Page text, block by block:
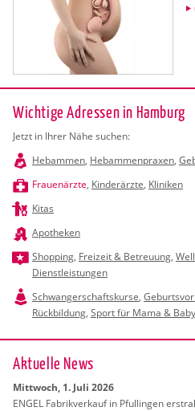
Wichtige Adressen in Hamburg
Jetzt in Ihrer Nähe suchen:
Hebammen, Hebammenpraxen,
Frauenärzte, Kinderärzte, Kliniken
Kitas
Apotheken
Shopping, Freizeit & Betreuung,
Dienstleistungen
Schwangerschaftskurse,
Rückbildung, Sport für Mama & Baby
Ak­tu­el­le News
Mitt­woch, 1. Juli 2026
ENGEL Fa­brik­ver­kauf in Pful­lin­gen